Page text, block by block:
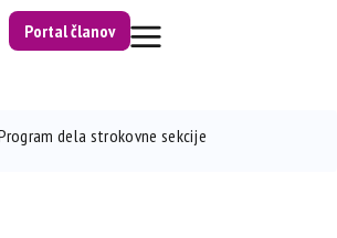
Portal članov
dela strokovne sekcije